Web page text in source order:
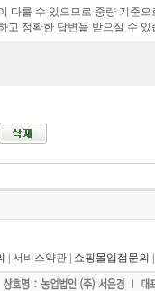
다를 수 있으므로 중량 기준
고 정확한 답변을 받으실 수
| 서비스약관 | 쇼핑몰입점문의
"홈페이지 모든 게시물에